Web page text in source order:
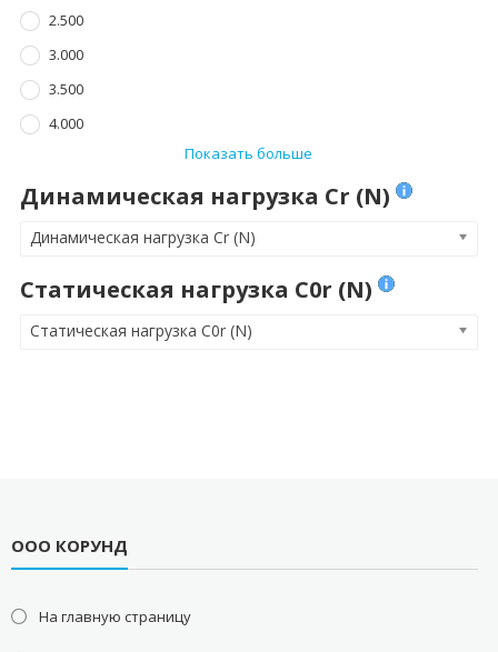
2.500
3.000
3.500
4.000
Показать больше
Динамическая нагрузка Cr (N)
Динамическая нагрузка Cr (N)
Статическая нагрузка C0r (N)
Статическая нагрузка C0r (N)
ООО КОРУНД
На главную страницу